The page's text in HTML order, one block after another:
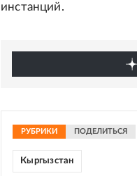
инстанций.
РУБРИКИ ПОДЕЛИТЬСЯ
Кыргызстан